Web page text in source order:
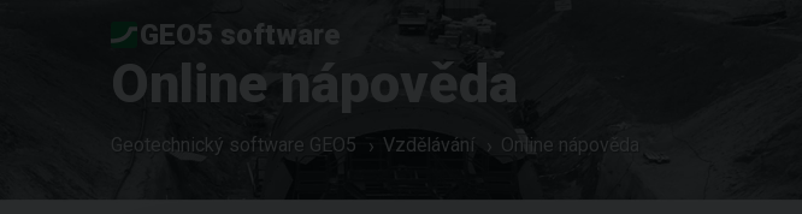
GEO5 software
Online nápověda
Geotechnický software GEO5 Vzdělávání Online nápověda